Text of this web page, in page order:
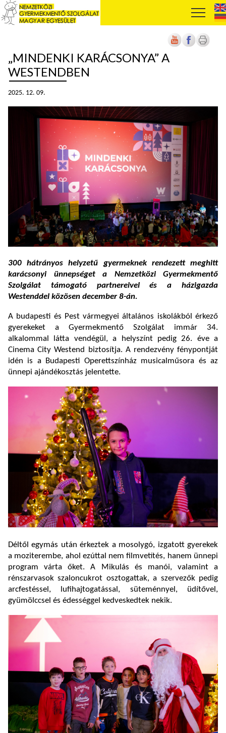
„MINDENKI KARÁCSONYA” A
WESTENDBEN
2025. 12. 09.
300 hátrányos helyzetű gyermeknek rendezett meghitt
karácsonyi ünnepséget a Nemzetközi Gyermekmentő
Szolgálat támogató partnereivel és a házigazda
Westenddel közösen december 8-án.
A budapesti és Pest vármegyei általános iskolákból érkező
gyerekeket a Gyermekmentő Szolgálat immár 34.
alkalommal látta vendégül, a helyszínt pedig 26. éve a
Cinema City Westend biztosítja. A rendezvény fénypontját
idén is a Budapesti Operettszínház musicalműsora és az
ünnepi ajándékosztás jelentette.
Déltől egymás után érkeztek a mosolygó, izgatott gyerekek
a moziterembe, ahol ezúttal nem filmvetítés, hanem ünnepi
program várta őket. A Mikulás és manói, valamint a
rénszarvasok szaloncukrot osztogattak, a szervezők pedig
arcfestéssel, lufihajtogatással, süteménnyel, üdítővel,
gyümölccsel és édességgel kedveskedtek nekik.